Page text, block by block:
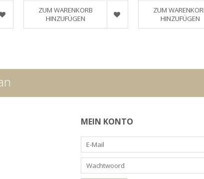
ZUM WARENKORB
HINZUFÜGEN
ZUM
HINZUFÜGEN
MEIN KONTO